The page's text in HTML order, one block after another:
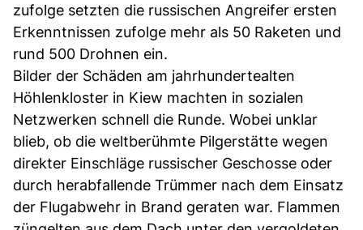
zufolge setzten die russischen Angreifer ersten
Erkenntnissen zufolge mehr als 50 Raketen und
rund 500 Drohnen ein.
Bilder der Schäden am jahrhundertealten
Höhlenkloster in Kiew machten in sozialen
Netzwerken schnell die Runde. Wobei unklar
blieb, ob die weltberühmte Pilgerstätte wegen
direkter Einschläge russischer Geschosse oder
durch herabfallende Trümmer nach dem Einsatz
der Flugabwehr in Brand geraten war. Flammen